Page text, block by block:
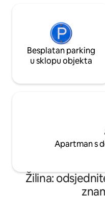
Besplatan parking
u sklopu objekta
Apartman s
Žilina: